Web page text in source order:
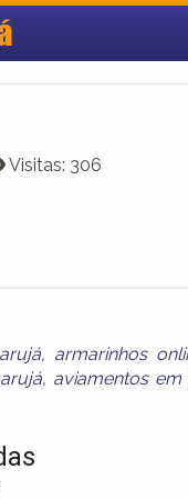
Visitas: 306
, armarinhos
, aviamentos em